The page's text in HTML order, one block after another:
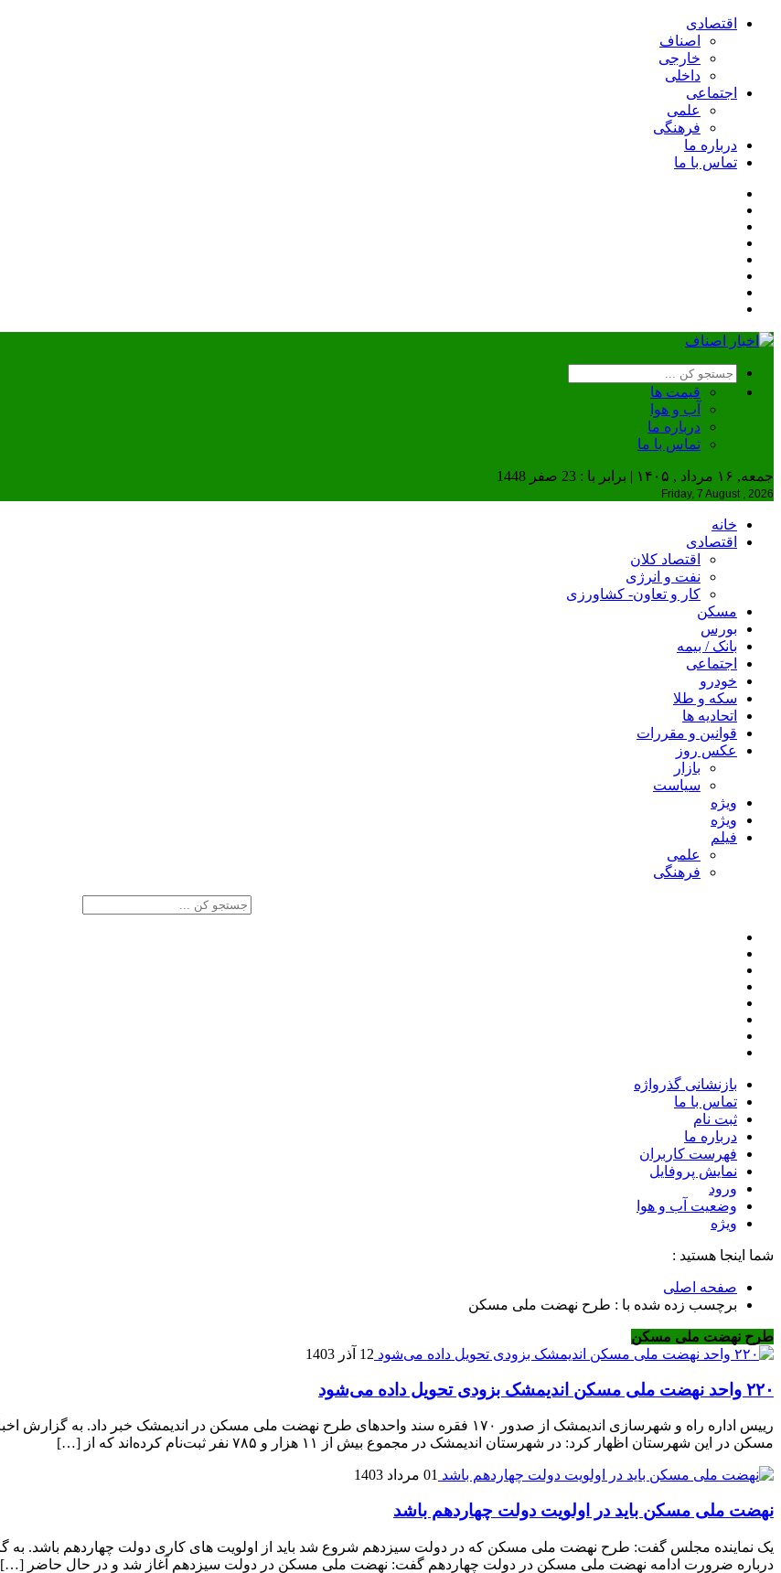
اقتصادی
اصناف
خارجی
داخلی
اجتماعی
علمی
فرهنگی
درباره ما
تماس با ما
قیمت ها
آب و هوا
درباره ما
تماس با ما
جمعه, ۱۶ مرداد , ۱۴۰۵ | برابر با : 23 صفر 1448
Friday, 7 August , 2026
خانه
اقتصادی
اقتصاد کلان
نفت و انرژی
کار و تعاون- کشاورزی
مسکن
بورس
بانک / بیمه
اجتماعی
خودرو
سکه و طلا
اتحادیه ها
قوانین و مقررات
عکس روز
بازار
سیاست
ویژه
ویژه
فیلم
علمی
فرهنگی
بازنشانی گذرواژه
تماس با ما
ثبت نام
درباره ما
فهرست کاربران
نمایش پروفایل
ورود
وضعیت آب و هوا
ویژه
شما اینجا هستید :
صفحه اصلی
برچسب زده شده با : طرح نهضت ملی مسکن
طرح نهضت ملی مسکن
12 آذر 1403
۲۲۰ واحد نهضت ملی مسکن اندیمشک بزودی تحویل داده می‌شود
رییس اداره راه و شهرسازی اندیمشک از صدور ۱۷۰ فقره سند واحدهای طرح نهضت ملی مسکن در
مسکن در این شهرستان اظهار کرد: در شهرستان اندیمشک در مجموع بیش از ۱۱ هزار و ۷۸۵ نفر ثبت‌نام کرده‌اند که از […]
01 مرداد 1403
نهضت ملی مسکن باید در اولویت دولت چهاردهم باشد
یک نماینده مجلس گفت: طرح نهضت ملی مسکن که در دولت سیزدهم شروع شد باید از اولویت های کاری دولت چهاردهم باشد. به
درباره ضرورت ادامه نهضت ملی مسکن در دولت چهاردهم گفت: نهضت ملی مسکن در دولت سیزدهم آغاز شد و در حال حاضر […]